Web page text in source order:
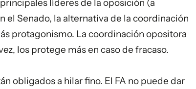
líderes de la oposición (a
el Senado, la alternativa de la coordinación
protagonismo. La coordinación opositora
los protege más en caso de fracaso.
obligados a hilar fino. El FA no puede dar